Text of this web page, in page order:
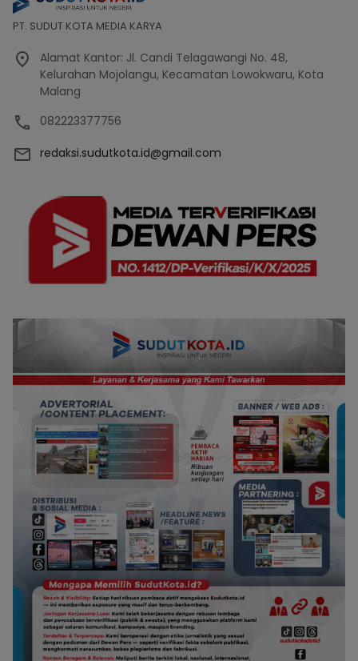
PT. SUDUT KOTA MEDIA KARYA
Alamat Kantor: Jl. Candi Telagawangi No. 48,
Kelurahan Mojolangu, Kecamatan Lowokwaru, Kota
Malang
082223377756
redaksi.sudutkota.id@gmail.com